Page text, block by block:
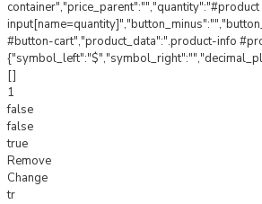
container","price_parent":"","quantity":"#product
#button-cart","product_data":".product-info
[]
1
false
false
true
Remove
Change
tr